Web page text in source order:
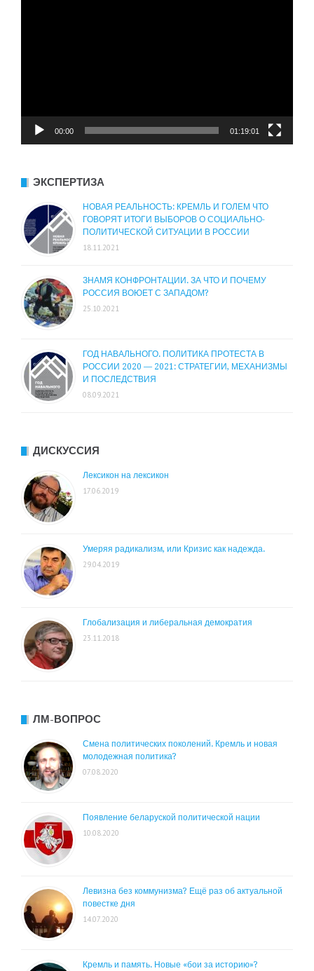
00:00 01:19:01
ЭКСПЕРТИЗА
НОВАЯ РЕАЛЬНОСТЬ: КРЕМЛЬ И ГОЛЕМ ЧТО
ГОВОРЯТ ИТОГИ ВЫБОРОВ О СОЦИАЛЬНО-
ПОЛИТИЧЕСКОЙ СИТУАЦИИ В РОССИИ
18.11.2021
ЗНАМЯ КОНФРОНТАЦИИ. ЗА ЧТО И ПОЧЕМУ
РОССИЯ ВОЮЕТ С ЗАПАДОМ?
25.10.2021
ГОД НАВАЛЬНОГО. ПОЛИТИКА ПРОТЕСТА В
РОССИИ 2020 — 2021: СТРАТЕГИИ, МЕХАНИЗМЫ
И ПОСЛЕДСТВИЯ
08.09.2021
ДИСКУССИЯ
Лексикон на лексикон
17.06.2019
Умеряя радикализм, или Кризис как надежда.
29.04.2019
Глобализация и либеральная демократия
23.11.2018
ЛМ-ВОПРОС
Смена политических поколений. Кремль и новая
молодежная политика?
07.08.2020
Появление беларуской политической нации
10.08.2020
Левизна без коммунизма? Ещё раз об актуальной
повестке дня
14.07.2020
Кремль и память. Новые «бои за историю»?